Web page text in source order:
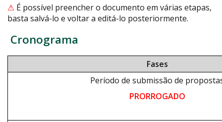
⚠ É possível preencher o documento em várias etapas,
basta salvá-lo e voltar a editá-lo posteriormente.
Cronograma
Fases
Período de submissão de
PRORROGADO